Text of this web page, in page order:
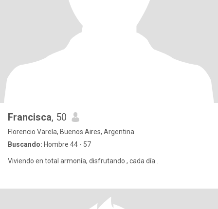
Francisca, 50
Florencio Varela, Buenos Aires, Argentina
Buscando: Hombre 44 - 57
Viviendo en total armonía, disfrutando , cada día .